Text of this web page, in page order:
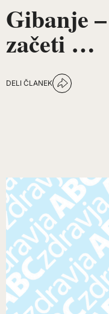
Gibanje
začeti …
DELI ČLANEK